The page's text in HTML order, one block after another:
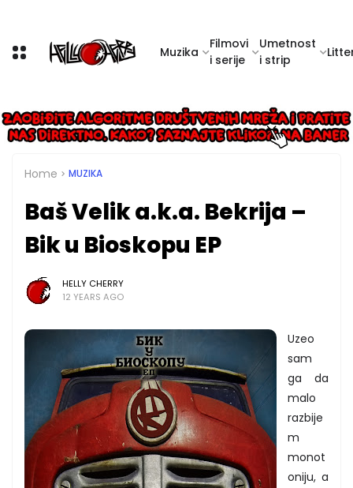
Muzika
Filmovi
i serije
Umetnost
i strip
Home MUZIKA
Baš Velik a.k.a. Bekrija –
Bik u Bioskopu EP
HELLY CHERRY
12 YEARS AGO
Uzeo
sam
ga da
malo
razbije
m
monot
oniju, a